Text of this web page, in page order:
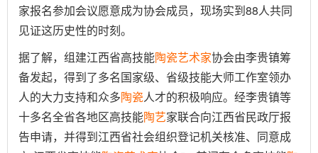
家报名参加会议愿意成为协会成员，现场实到88人共同
见证这历史性的时刻。
据了解，组建江西省高技能陶瓷艺术家协会由李贵镇筹
备发起，得到了多名国家级、省级技能大师工作室领办
人的大力支持和众多陶瓷人才的积极响应。经李贵镇等
十多名全省各地区高技能陶艺家联合向江西省民政厅报
告申请，并得到江西省社会组织登记机关核准、同意成